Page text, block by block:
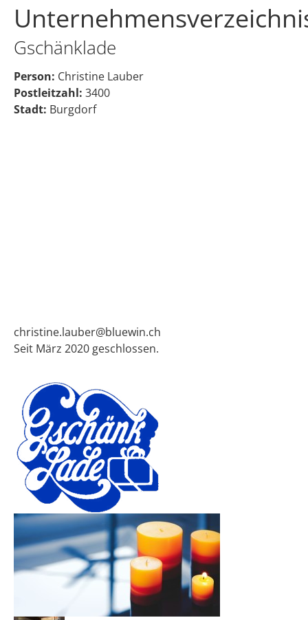
Gschänklade
Person: Christine Lauber
Postleitzahl: 3400
Stadt: Burgdorf
christine.lauber@bluewin.ch
Seit März 2020 geschlossen.